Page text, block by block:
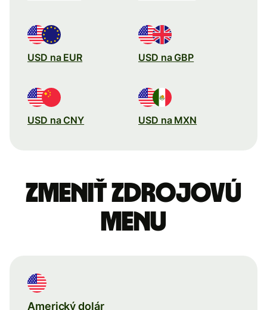
USD na EUR USD na GBP
USD na CNY USD na MXN
Zmeniť zdrojovú
menu
Americký dolár